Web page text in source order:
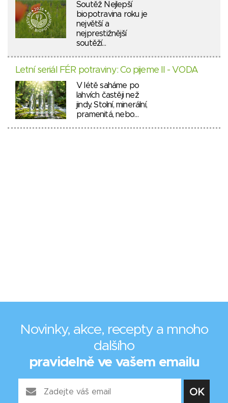
Soutěž Nejlepší
biopotravina roku je
největší a
nejprestižnější
soutěží…
Letní seriál FÉR potraviny: Co pijeme II - VODA
V létě saháme po
lahvích častěji než
jindy. Stolní, minerální,
pramenitá, nebo…
Novinky, akce, recepty a mnoho
dalšího
pravidelně ve vašem emailu